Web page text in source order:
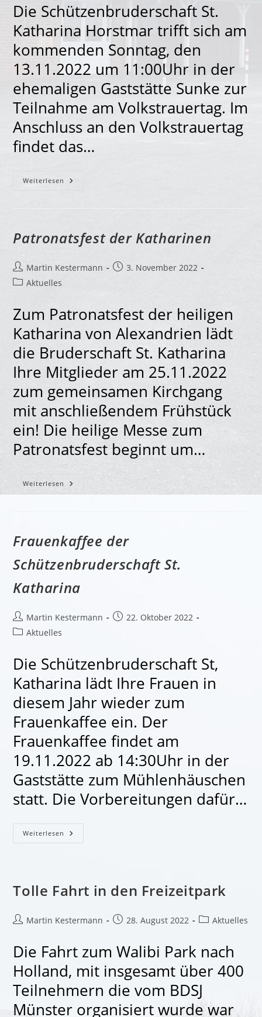
Die Schützenbruderschaft St.
Katharina Horstmar trifft sich am
kommenden Sonntag, den
13.11.2022 um 11:00Uhr in der
ehemaligen Gaststätte Sunke zur
Teilnahme am Volkstrauertag. Im
Anschluss an den Volkstrauertag
findet das…
Weiterlesen Katharinen
Stübchen
Patronatsfest der Katharinen
Beitrags-
Autor:
Martin Kestermann
Beitrag3. November 2022
Beitrags-
Aktuelles
Zum Patronatsfest der heiligen
Katharina von Alexandrien lädt
die Bruderschaft St. Katharina
Ihre Mitglieder am 25.11.2022
zum gemeinsamen Kirchgang
mit anschließendem Frühstück
ein! Die heilige Messe zum
Patronatsfest beginnt um…
Weiterlesen Patronatsfest
Frauenkaffee der
Schützenbruderschaft St.
Katharina
Beitrags-
Autor:
Martin Kestermann
Beitrag22. Oktober 2022
Beitrags-
Aktuelles
Die Schützenbruderschaft St,
Katharina lädt Ihre Frauen in
diesem Jahr wieder zum
Frauenkaffee ein. Der
Frauenkaffee findet am
19.11.2022 ab 14:30Uhr in der
Gaststätte zum Mühlenhäuschen
statt. Die Vorbereitungen dafür…
Weiterlesen Frauenkaffee
Der
Tolle Fahrt in den Freizeitpark
Beitrags-
Martin Kestermann
Beitrag28. August 2022
Beitrags-
Aktuelles
Die Fahrt zum Walibi Park nach
Holland, mit insgesamt über 400
Teilnehmern die vom BDSJ
Münster organisiert wurde war